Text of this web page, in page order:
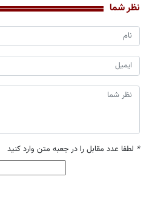
نظر شما
* لطفا عدد مقابل را در جعبه متن وارد کنید